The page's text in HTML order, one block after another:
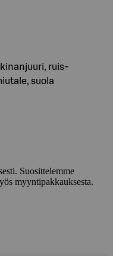
ruis-
suola
Suosittelemme
myyntipakkauksesta.